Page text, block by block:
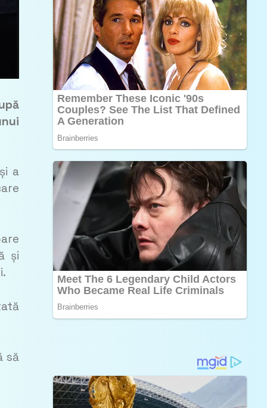
a
și
să